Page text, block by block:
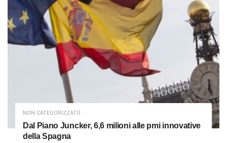
NON CATEGORIZZATO
Dal Piano Juncker, 6,6 milioni alle pmi innovative
della Spagna